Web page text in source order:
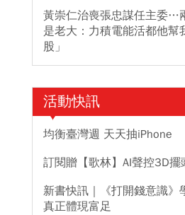
黃崇仁治喪張忠謀任主委…
是老大：力積電能活都他
股」
活動快訊
均衡臺灣週 天天抽iPhone
訂閱贈【歌林】AI聲控3D擺
新書快訊｜《打開錢意識》
真正體現富足